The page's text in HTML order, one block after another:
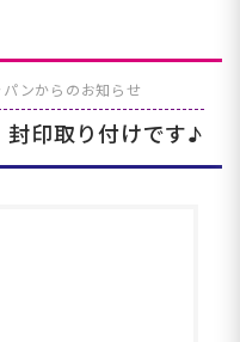
パンからのお知らせ
封印取り付けです♪